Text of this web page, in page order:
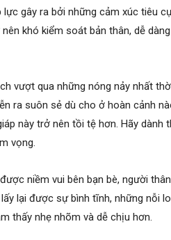
gây ra bởi những cảm xúc tiêu
khó kiểm soát bản thân, dễ
vượt qua những nóng nảy nhất
ra suôn sẻ dù cho ở hoàn cảnh
này trở nên tồi tệ hơn. Hãy dành
vọng.
niềm vui bên bạn bè, người
lại được sự bình tĩnh, những nỗi
thấy nhẹ nhõm và dễ chịu hơn.